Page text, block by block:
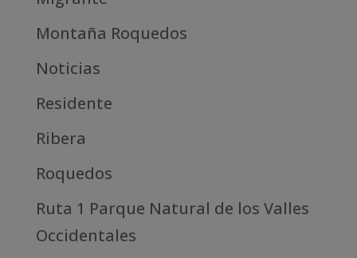
Montaña Roquedos
Noticias
Residente
Ribera
Roquedos
Ruta 1 Parque Natural de los Valles
Occidentales